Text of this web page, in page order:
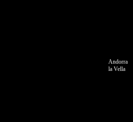
Andorra
la Vella